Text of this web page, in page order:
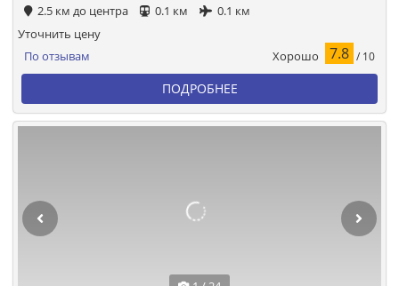
2.5 км до центра 0.1 км 0.1 км
По отзывам Хорошо 7.8 / 10
Уточнить цену
ПОДРОБНЕЕ